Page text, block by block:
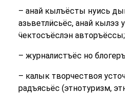
– анай кылъёсты нуись
азьветлӥсьёс, анай кылэз
ӵектосъёслэн авторъёссы;
– журналистъёс но
– калык творчествоя
радъясьёс (этнотуризм,